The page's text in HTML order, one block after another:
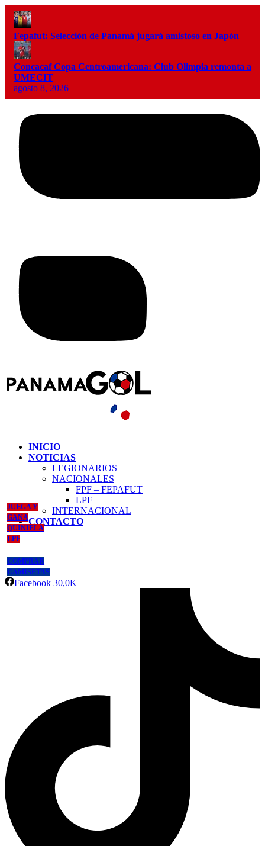
Fepafut: Selección de Panamá jugará amistoso en Japón
Concacaf Copa Centroamericana: Club Olimpia remonta a
UMECIT
agosto 8, 2026
INICIO
NOTICIAS
LEGIONARIOS
NACIONALES
FPF – FEPAFUT
LPF
INTERNACIONAL
CONTACTO
JUEGA Y
GANA
QUINIELA
LPF
COMPRAR
CAMISETAS
Facebook 30,0K